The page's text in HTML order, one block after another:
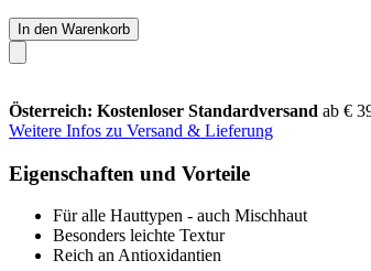
In den Warenkorb
Österreich: Kostenloser Standardversand ab €
Weitere Infos zu Versand & Lieferung
Eigenschaften und Vorteile
Für alle Hauttypen - auch Mischhaut
Besonders leichte Textur
Reich an Antioxidantien